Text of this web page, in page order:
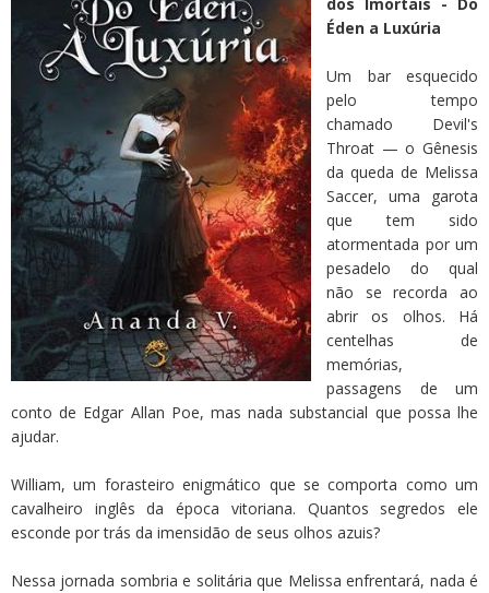
Éden a Luxúria
Um bar esquecido
pelo tempo
chamado Devil's
Throat — o Gênesis
da queda de Melissa
Saccer, uma garota
que tem sido
atormentada por um
pesadelo do qual
não se recorda ao
abrir os olhos. Há
centelhas de
memórias,
passagens de um
conto de Edgar Allan Poe, mas nada substancial que possa lhe
ajudar.
William, um forasteiro enigmático que se comporta como um
cavalheiro inglês da época vitoriana. Quantos segredos ele
esconde por trás da imensidão de seus olhos azuis?
Nessa jornada sombria e solitária que Melissa enfrentará, nada é